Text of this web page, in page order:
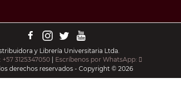
y Librería Universitaria Ltda.
3125347050
Escríbenos por WhatsApp:
derechos reservados - Copyright © 2026